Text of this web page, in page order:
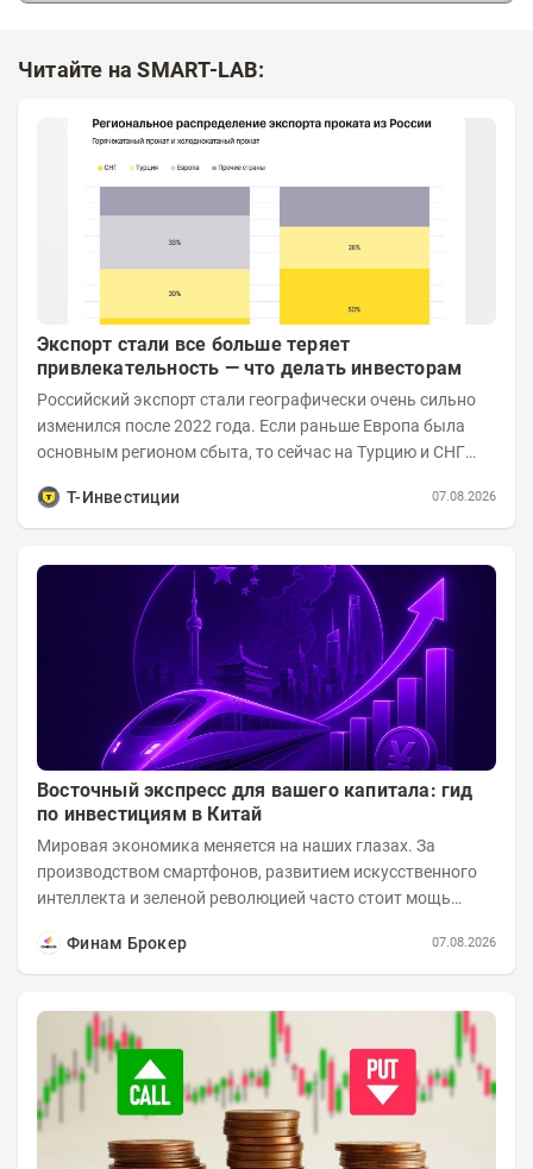
Читайте на SMART-LAB:
Экспорт стали все больше теряет
привлекательность — что делать инвесторам
Российский экспорт стали географически очень сильно
изменился после 2022 года. Если раньше Европа была
основным регионом сбыта, то сейчас на Турцию и СНГ
Т-Инвестиции
07.08.2026
Восточный экспресс для вашего капитала: гид
по инвестициям в Китай
Мировая экономика меняется на наших глазах. За
производством смартфонов, развитием искусственного
интеллекта и зеленой революцией часто стоит мощь
Финам Брокер
07.08.2026